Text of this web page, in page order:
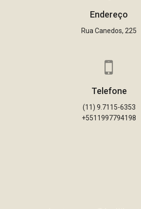
Endereço
Rua Canedos, 225
Telefone
(11) 9.7115-6353
+5511997794198